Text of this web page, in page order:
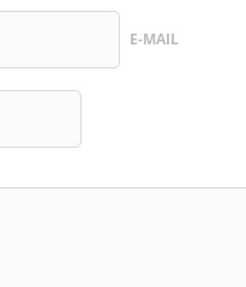
E-MAIL